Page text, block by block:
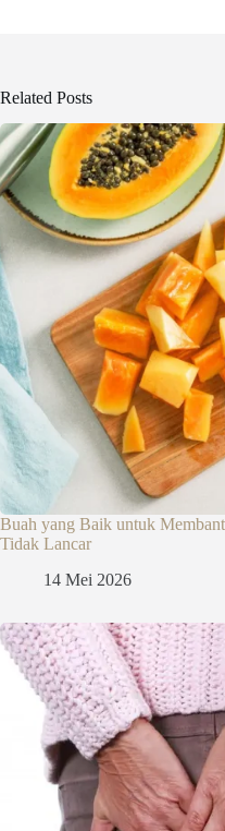
Related Posts
Buah yang Baik untuk
Tidak Lancar
14 Mei 2026